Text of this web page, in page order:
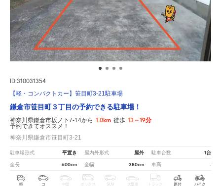
ID:310031354
【軽・コンパクトカー】笹目町3-21駐車場
鎌倉市笹目町３丁目の予約できる駐車場！
神奈川県鎌倉市坂ノ下7-14から 1.0km 徒歩 13～19分
予約できてオススメ！
神奈川県鎌倉市笹目町3-21
駐車場形式 平置き 屋内外形式 屋外 駐車台数 1台
全長 600cm 全幅 380cm 車高 -
軽 コ 中型 ボックス SUV 大型車 トラック 原付 バイク